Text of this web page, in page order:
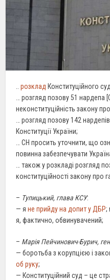
..розклад Конституційного
… розгляд позову 51 нардепа
неконституційність закону
… розгляд позову 142
Конституції України;
… СН просить уточнити, що
повинна забезпечувати
… також у розкладі розгляд
конституційності закону про
– Тупицький, глава КСУ:
— яне прийду на допит у ДБР;
я, фактично, обвинувачений;
– Марія Пейчинович-Бурич,
— боротьба з корупцією і
об руку;
— Конституційний суд – це